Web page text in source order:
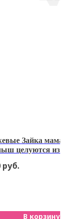
Зайка мама и
целуются из
руб.
В корзину